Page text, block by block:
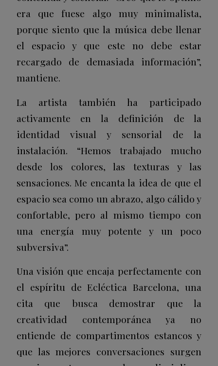
era que fuese algo muy minimalista,
porque siento que la música debe llenar
el espacio y que este no debe estar
recargado de demasiada información”,
mantiene.
La artista también ha participado
activamente en la definición de la
identidad visual y sensorial de la
instalación. “Hemos trabajado mucho
desde los colores, las texturas y las
sensaciones. Me encanta la idea de que el
espacio sea como un abrazo, algo cálido y
confortable, pero al mismo tiempo con
una energía muy potente y un poco
subversiva”.
Una visión que encaja perfectamente con
el espíritu de Ecléctica Barcelona, una
cita que busca demostrar que la
creatividad contemporánea ya no
entiende de compartimentos estancos y
que las mejores conversaciones surgen